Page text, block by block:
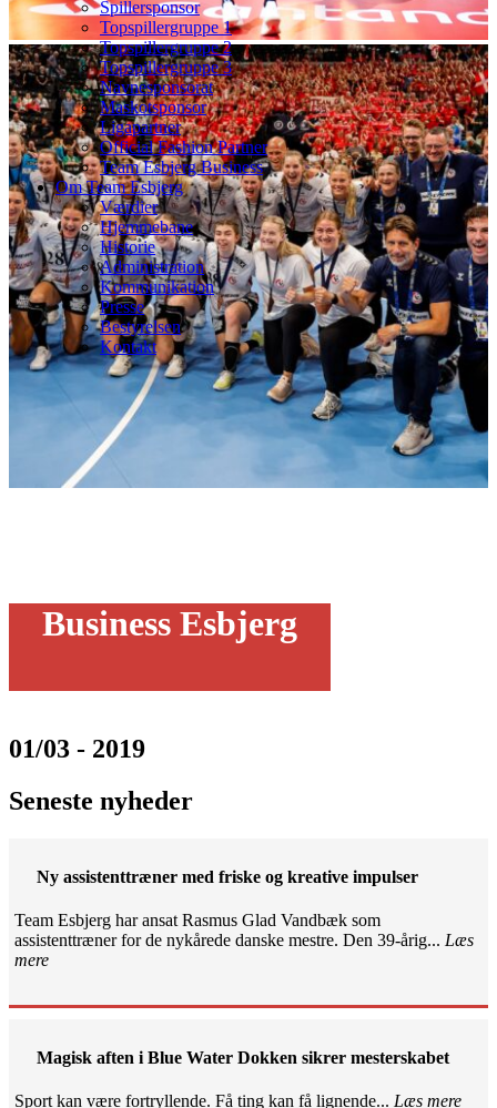
Spillersponsor
Topspillergruppe 1
Topspillergruppe 2
Topspillergruppe 3
Navnesponsorat
Maskotsponsor
Ligapartner
Official Fashion Partner
Team Esbjerg Business
Om Team Esbjerg
Værdier
Hjemmebane
Historie
Administration
Kommunikation
Presse
Bestyrelsen
Kontakt
Business Esbjerg
01/03 - 2019
Seneste nyheder
Ny assistenttræner med friske og kreative impulser
Team Esbjerg har ansat Rasmus Glad Vandbæk som
assistenttræner for de nykårede danske mestre. Den 39-årig... Læs
mere
Magisk aften i Blue Water Dokken sikrer mesterskabet
Sport kan være fortryllende. Få ting kan få lignende... Læs mere